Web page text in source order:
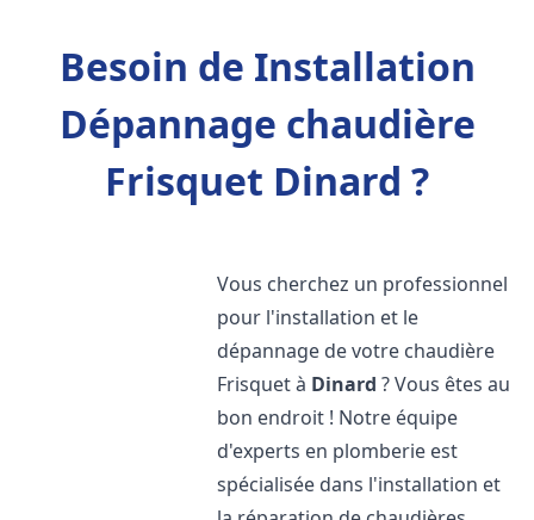
Besoin de Installation
Dépannage chaudière
Frisquet Dinard ?
Vous cherchez un professionnel
pour l'installation et le
dépannage de votre chaudière
Frisquet à Dinard ? Vous êtes au
bon endroit ! Notre équipe
d'experts en plomberie est
spécialisée dans l'installation et